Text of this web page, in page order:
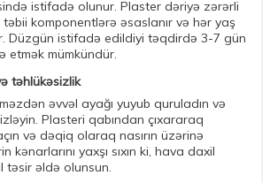
istifadə olunur. Plaster dəriyə zərərli
komponentlərə əsaslanır və hər yaş
Düzgün istifadə edildiyi təqdirdə 3-7 gün
etmək mümkündür.
təhlükəsizlik
əvvəl ayağı yuyub quruladın və
Plasteri qabından çıxararaq
və dəqiq olaraq nasırın üzərinə
kənarlarını yaxşı sıxın ki, hava daxil
təsir əldə olunsun.